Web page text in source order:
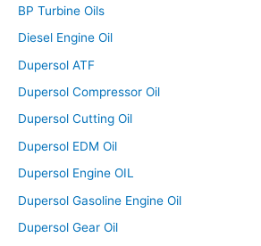
BP Turbine Oils
Diesel Engine Oil
Dupersol ATF
Dupersol Compressor Oil
Dupersol Cutting Oil
Dupersol EDM Oil
Dupersol Engine OIL
Dupersol Gasoline Engine Oil
Dupersol Gear Oil